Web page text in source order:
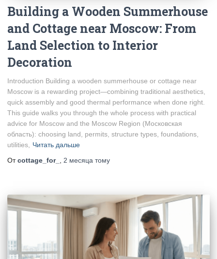
Building a Wooden Summerhouse
and Cottage near Moscow: From
Land Selection to Interior
Decoration
Introduction Building a wooden summerhouse or cottage near
Moscow is a rewarding project—combining traditional aesthetics,
quick assembly and good thermal performance when done right.
This guide walks you through the whole process with practical
advice for Moscow and the Moscow Region (Московская
область): choosing land, permits, structure types, foundations,
utilities, Читать дальше
Отcottage_for_ , 2 месяца тому